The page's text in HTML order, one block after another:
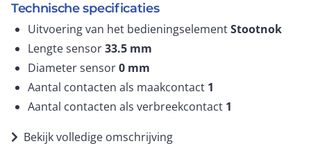
Technische specificaties
Uitvoering van het bedieningselementStootnok
Lengte sensor33.5 mm
Diameter sensor0 mm
Aantal contacten als maakcontact 1
Aantal contacten als verbreekcontact 1
Bekijk volledige omschrijving